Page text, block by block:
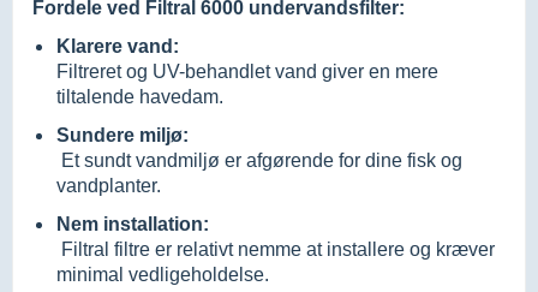
Fordele ved Filtral 6000 undervandsfilter:
Klarere vand:
Filtreret og UV-behandlet vand giver en mere
tiltalende havedam.
Sundere miljø:
Et sundt vandmiljø er afgørende for dine fisk og
vandplanter.
Nem installation:
Filtral filtre er relativt nemme at installere og kræver
minimal vedligeholdelse.